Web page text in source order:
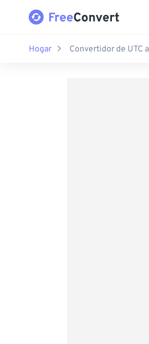
Hogar Convertidor de UTC